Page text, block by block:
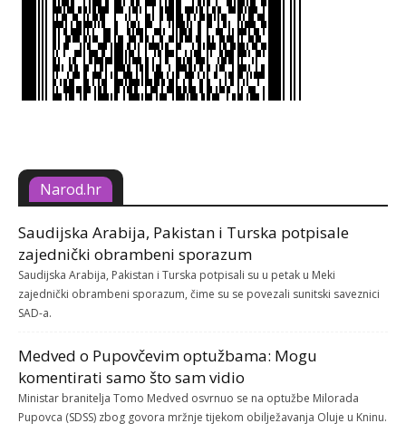
Narod.hr
Saudijska Arabija, Pakistan i Turska potpisale
zajednički obrambeni sporazum
Saudijska Arabija, Pakistan i Turska potpisali su u petak u Meki
zajednički obrambeni sporazum, čime su se povezali sunitski saveznici
SAD-a.
Medved o Pupovčevim optužbama: Mogu
komentirati samo što sam vidio
Ministar branitelja Tomo Medved osvrnuo se na optužbe Milorada
Pupovca (SDSS) zbog govora mržnje tijekom obilježavanja Oluje u Kninu.